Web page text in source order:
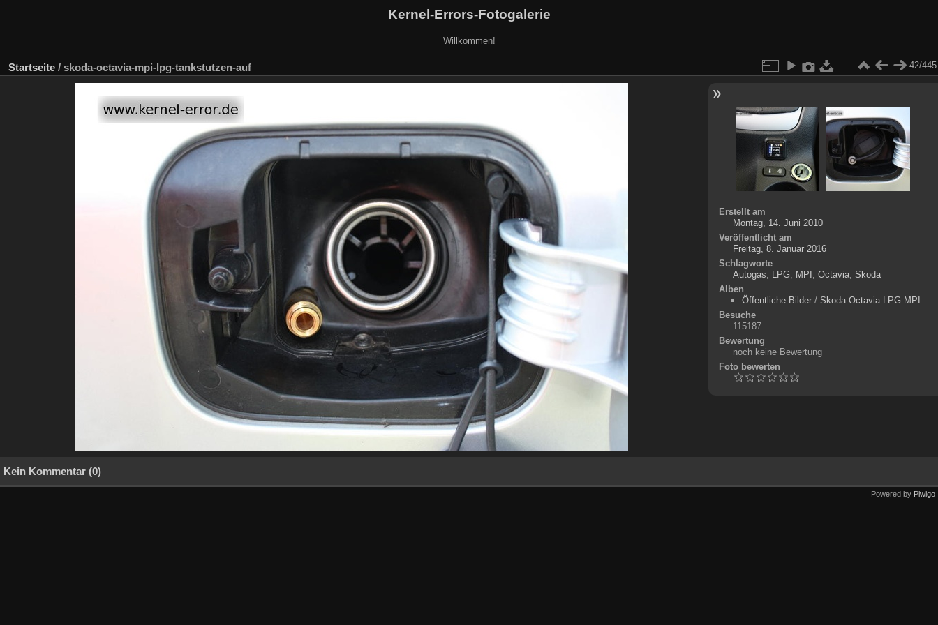
Kernel-Errors-Fotogalerie
Willkommen!
Startseite / skoda-octavia-mpi-lpg-tankstutzen-auf 42/445
Erstellt am
Montag, 14. Juni 2010
Veröffentlicht am
Freitag, 8. Januar 2016
Schlagworte
Autogas
LPG MPI Octavia, Skoda
Alben
Öffentliche-Bilder/ Skoda Octavia LPG MPI
Besuche
115187
Bewertung
noch keine Bewertung
Foto bewerten
Kein Kommentar (0)
Powered by Piwigo